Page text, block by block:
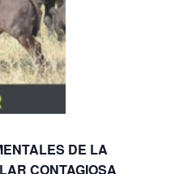
DE LA
CONTAGIOSA